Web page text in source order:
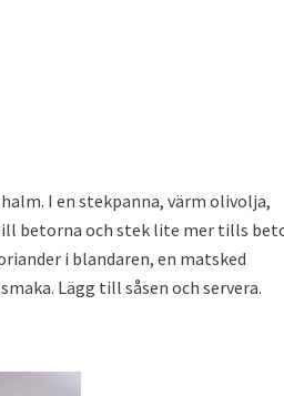
I en stekpanna, värm olivolja,
betorna och stek lite mer tills
i blandaren, en matsked
Lägg till såsen och servera.